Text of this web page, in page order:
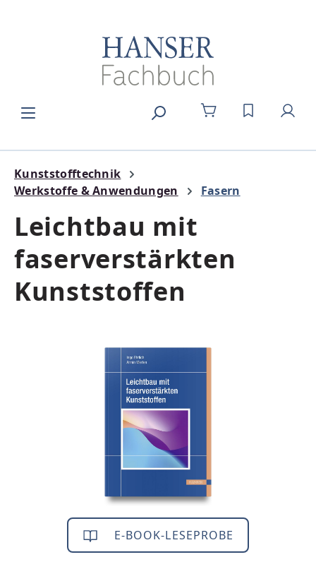
DU HAST 0
Kunststofftechnik
Werkstoffe & Anwendungen
Fasern
Leichtbau mit
faserverstärkten
Kunststoffen
Bildergalerie überspringen
E-BOOK-LESEPROBE